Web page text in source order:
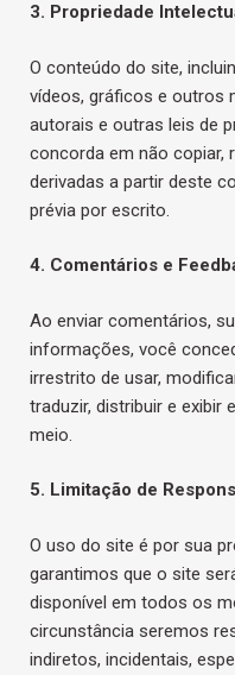
3. Propriedade
O conteúdo do site,
vídeos, gráficos e outros
autorais e outras leis de
concorda em não copiar,
derivadas a partir deste
prévia por escrito.
4. Comentários e
Ao enviar comentários,
informações, você
irrestrito de usar,
traduzir, distribuir e exibir
meio.
5. Limitação de
O uso do site é por sua
garantimos que o site
disponível em todos os
circunstância seremos
indiretos, incidentais,